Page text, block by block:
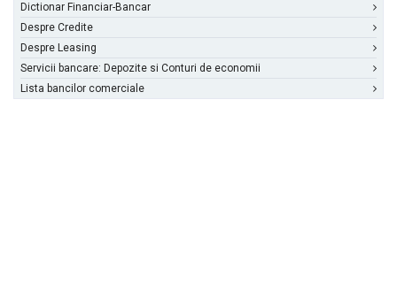
Dictionar Financiar-Bancar
Despre Credite
Despre Leasing
Servicii bancare: Depozite si Conturi de economii
Lista bancilor comerciale